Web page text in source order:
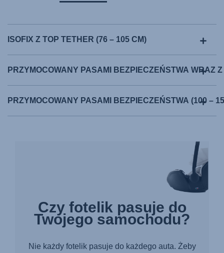
ISOFIX Z TOP TETHER (76 – 105 CM)
PRZYMOCOWANY PASAMI BEZPIECZEŃSTWA WRAZ
PRZYMOCOWANY PASAMI BEZPIECZEŃSTWA (100 –
Czy fotelik pasuje do
Twojego samochodu?
Nie każdy fotelik pasuje do każdego auta. Żeby